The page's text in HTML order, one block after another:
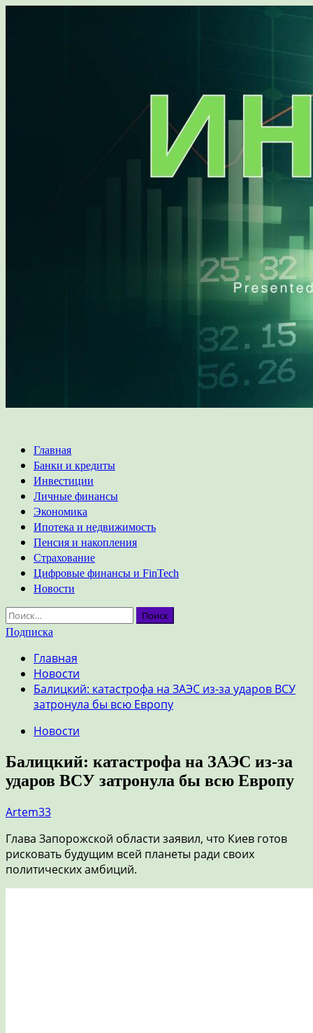
Основное
меню
Главная
Банки и кредиты
Инвестиции
Личные финансы
Экономика
Ипотека и недвижимость
Пенсия и накопления
Страхование
Цифровые финансы и FinTech
Новости
Найти:
Подписка
Главная
Новости
Балицкий: катастрофа на ЗАЭС из-за ударов ВСУ
затронула бы всю Европу
Новости
Балицкий: катастрофа на ЗАЭС из-за
ударов ВСУ затронула бы всю Европу
Artem33
Глава Запорожской области заявил, что Киев готов
рисковать будущим всей планеты ради своих
политических амбиций.